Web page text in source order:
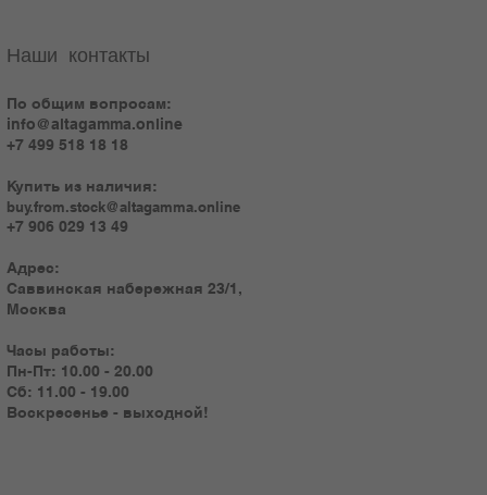
Наши контакты
По общим вопросам:
info@altagamma.online
+7 499 518 18 18
Купить из наличия:
buy.from.stock@altagamma.online
+7 906 029 13 49
Адрес:
Саввинская набережная 23/1,
Москва
Часы работы:
Пн-Пт: 10.00 - 20.00
Сб: 11.00 - 19.00
Воскресенье - выходной!